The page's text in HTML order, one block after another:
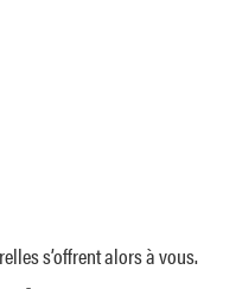
s’offrent alors à vous.